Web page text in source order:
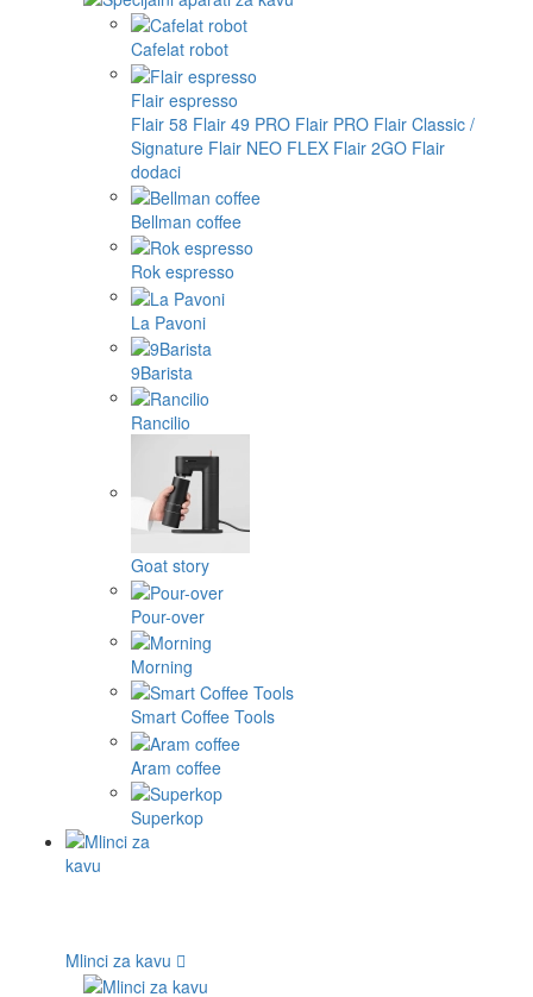
Cafelat robot
Flair espresso
Flair 58 Flair 49 PRO Flair PRO Flair Classic /
Signature Flair NEO FLEX Flair 2GO Flair
dodaci
Bellman coffee
Rok espresso
La Pavoni
9Barista
Rancilio
Goat story
Pour-over
Morning
Smart Coffee Tools
Aram coffee
Superkop
Mlinci za kavu